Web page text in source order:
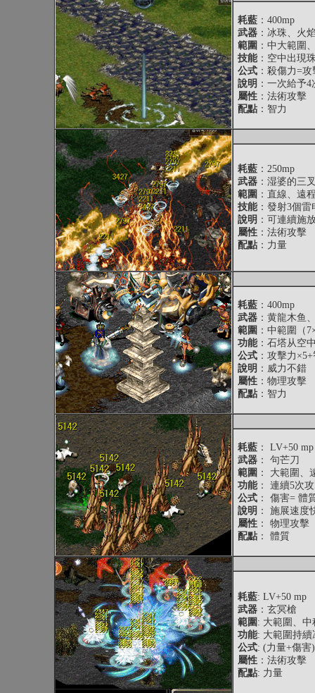
耗藍 ：400mp
武器 ：冰珠、火
範圍 ：中大範圍
技能：空中出現
公式 ：殺傷力=
說明 ：一次給予
屬性 ：法術攻擊
配點 ：智力
耗藍 ：250mp
武器 ：湿婆的三
範圍 ：直線、遠
技能：發射3個雷
說明 ：可連續施
屬性 ：法術攻擊
配點 ：力量
耗藍 ：400mp
武器 ：黄龍木鱼
範圍 ：中範圍（
功能：石塔从空
公式 ：攻擊力
說明 ：威力不錯
屬性 ：物理攻擊
配點 ：智力
耗藍 ： LV+50 mp
武器 ： 句芒刀
範圍 ： 大範圍、
功能： 連續5次
公式 ： 傷害= 體
說明 ： 施展速度
屬性 ： 物理攻擊
配點 ： 體質
耗藍: LV+50 mp
武器 ：玄冥槍
範圍 : 大範圍、中
功能: 大範圍持續
公式: (力量+傷
屬性 ：法術攻擊
配點: 力量